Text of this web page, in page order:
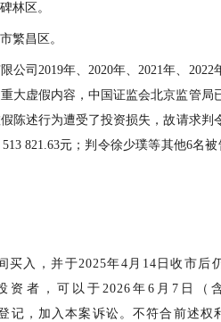
林区。
繁昌区。
公司2019年、2020年、2021年、
大虚假内容，中国证监会北京监管局
陈述行为遭受了投资损失，故请求判
513 821.63元 ；判令徐少璞等其他6名被
买入 ，并于2025年4 月 14 日收 市后
资者， 可以于 2026 年 6 月 7 日 （
，加入本案诉讼。不符合前述权